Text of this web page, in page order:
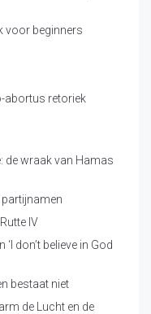
voor beginners
abortus retoriek
de wraak van Hamas
partijnamen
IV
don’t believe in God
bestaat niet
de Lucht en de